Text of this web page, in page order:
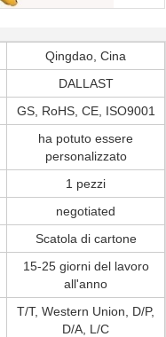
Qingdao, Cina
DALLAST
GS, RoHS, CE, ISO9001
ha potuto essere
personalizzato
1 pezzi
negotiated
Scatola di cartone
15-25 giorni del lavoro
all'anno
T/T, Western Union, D/P,
D/A, L/C